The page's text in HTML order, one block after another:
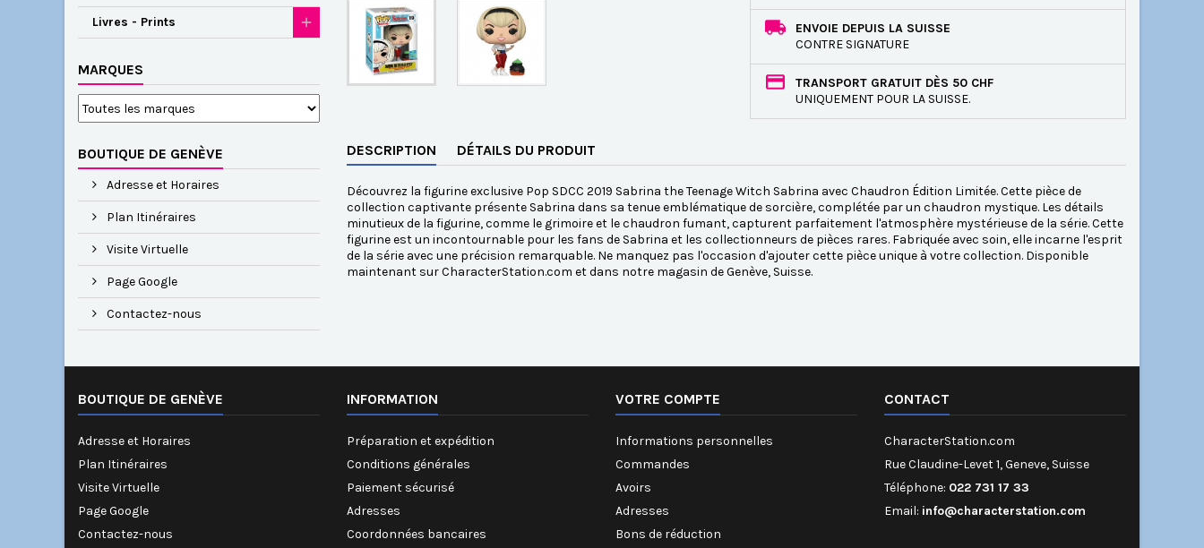
Livres - Prints
MARQUES
BOUTIQUE DE GENÈVE
Adresse et Horaires
Plan Itinéraires
Visite Virtuelle
Page Google
Contactez-nous
ENVOIE DEPUIS LA SUISSE
CONTRE SIGNATURE
TRANSPORT GRATUIT DÈS 50 CHF
UNIQUEMENT POUR LA SUISSE.
DESCRIPTION DÉTAILS DU PRODUIT
Découvrez la figurine exclusive Pop SDCC 2019 Sabrina the Teenage Witch Sabrina avec Chaudron Édition Limitée. Cette pièce de
collection captivante présente Sabrina dans sa tenue emblématique de sorcière, complétée par un chaudron mystique. Les détails
minutieux de la figurine, comme le grimoire et le chaudron fumant, capturent parfaitement l'atmosphère mystérieuse de la série. Cette
figurine est un incontournable pour les fans de Sabrina et les collectionneurs de pièces rares. Fabriquée avec soin, elle incarne l'esprit
de la série avec une précision remarquable. Ne manquez pas l'occasion d'ajouter cette pièce unique à votre collection. Disponible
maintenant sur CharacterStation.com et dans notre magasin de Genève, Suisse.
BOUTIQUE DE GENÈVE
Adresse et Horaires
Plan Itinéraires
Visite Virtuelle
Page Google
Contactez-nous
INFORMATION
Préparation et expédition
Conditions générales
Paiement sécurisé
Adresses
Coordonnées bancaires
VOTRE COMPTE
Informations personnelles
Commandes
Avoirs
Adresses
Bons de réduction
CONTACT
CharacterStation.com
Rue Claudine-Levet 1, Geneve, Suisse
Téléphone: 022 731 17 33
Email: info@characterstation.com